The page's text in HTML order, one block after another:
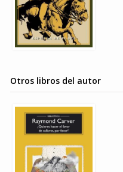
Otros libros del autor